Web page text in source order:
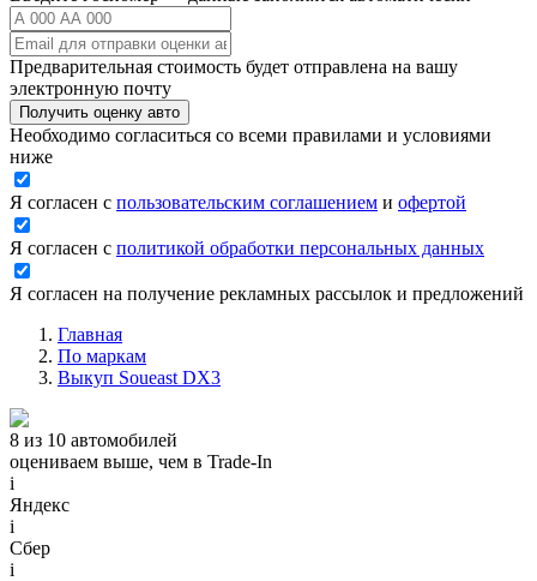
Предварительная стоимость будет отправлена на вашу
электронную почту
Получить оценку авто
Необходимо согласиться со всеми правилами и условиями
ниже
Я согласен с пользовательским соглашением и офертой
Я согласен с политикой обработки персональных данных
Я согласен на получение рекламных рассылок и предложений
Главная
По маркам
Выкуп Soueast DX3
8 из 10 автомобилей
оцениваем выше, чем в Trade‑In
i
Яндекс
i
Сбер
i